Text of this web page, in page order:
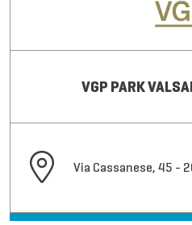
VGP PARK
Via Cassanese, 45 -